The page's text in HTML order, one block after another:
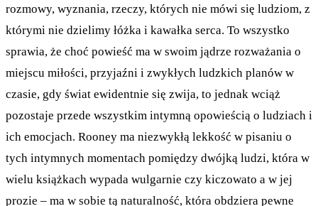
rozmowy, wyznania, rzeczy, których nie mówi się ludziom, z
którymi nie dzielimy łóżka i kawałka serca. To wszystko
sprawia, że choć powieść ma w swoim jądrze rozważania o
miejscu miłości, przyjaźni i zwykłych ludzkich planów w
czasie, gdy świat ewidentnie się zwija, to jednak wciąż
pozostaje przede wszystkim intymną opowieścią o ludziach i
ich emocjach. Rooney ma niezwykłą lekkość w pisaniu o
tych intymnych momentach pomiędzy dwójką ludzi, która w
wielu książkach wypada wulgarnie czy kiczowato a w jej
prozie – ma w sobie tą naturalność, która obdziera pewne